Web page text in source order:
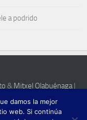
a podrido
& Mitxel Olabuénaga |
y no está relacionada con
damos la mejor
web. Si continúa